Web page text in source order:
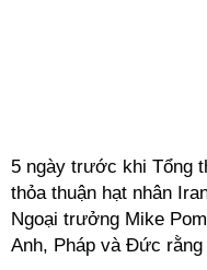
5 ngày trước khi Tổng
thỏa thuận hạt nhân
Ngoại trưởng Mike
Anh, Pháp và Đức